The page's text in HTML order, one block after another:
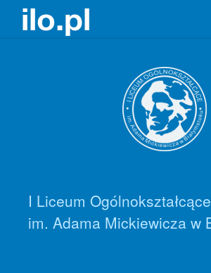
I Liceum Ogólnokształcące
im. Adama Mickiewicza w